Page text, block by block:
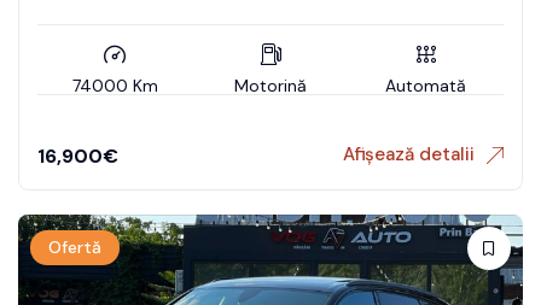
74000 Km Motorină Automată
16,900€ Afișează detalii
Ofertă